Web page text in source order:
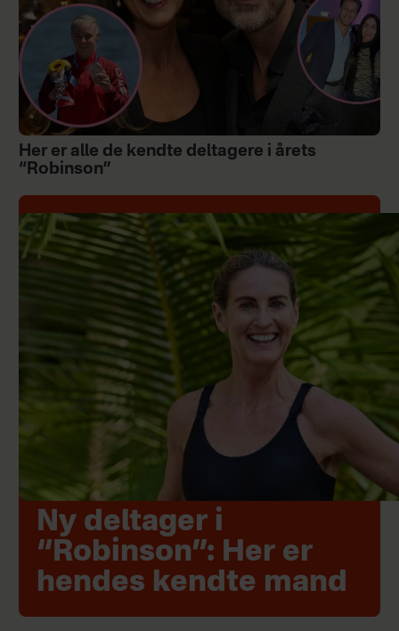
Her er alle de kendte deltagere i årets
“Robinson”
Ny deltager i
“Robinson”: Her er
hendes kendte mand